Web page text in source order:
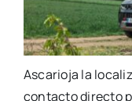
Ascarioja la
contacto directo